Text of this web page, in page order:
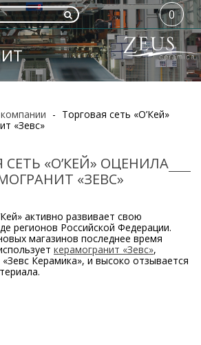
0
- Торговая сеть «О’Кей»
«Зевс»
СЕТЬ «О’КЕЙ» ОЦЕНИЛА
«ЗЕВС»
активно развивает свою
регионов Российской Федерации.
магазинов последнее время
керамогранит «Зевс»,
Керамика», и высоко отзывается